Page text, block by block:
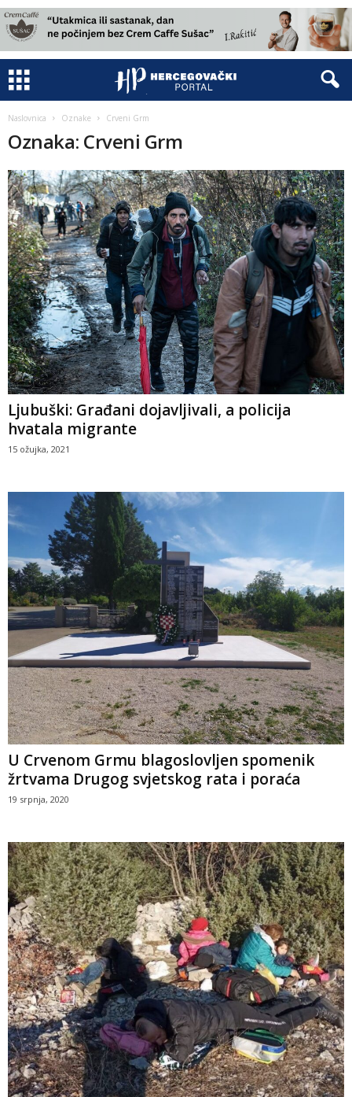
Naslovnica Oznake Crveni Grm
Oznaka: Crveni Grm
Ljubuški: Građani dojavljivali, a policija
hvatala migrante
15 ožujka, 2021
U Crvenom Grmu blagoslovljen spomenik
žrtvama Drugog svjetskog rata i poraća
19 srpnja, 2020